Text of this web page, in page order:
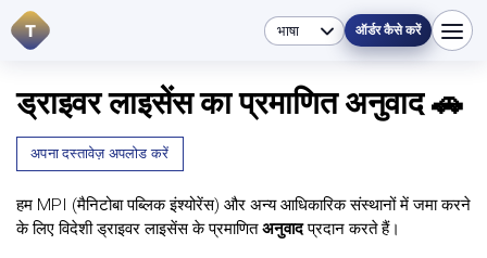
T ऑर्डर कैसे करें
ड्राइवर लाइसेंस का प्रमाणित अनुवाद 🚗
अपना दस्तावेज़ अपलोड करें
हम MPI (मैनिटोबा पब्लिक इंश्योरेंस) और अन्य आधिकारिक संस्थानों में जमा करने
के लिए विदेशी ड्राइवर लाइसेंस के प्रमाणितअनुवादप्रदान करते हैं।